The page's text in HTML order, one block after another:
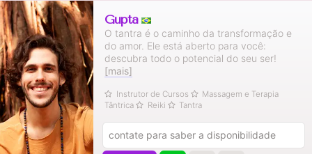
Gupta
O tantra é o caminho da transformação e
do amor. Ele está aberto para você:
descubra todo o potencial do seu ser!
[mais]
Instrutor de Cursos
Massagem e Terapia
Tântrica
Reiki Tantra
contate para saber a disponibilidade